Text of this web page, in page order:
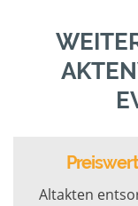
Preiswert
Altakten